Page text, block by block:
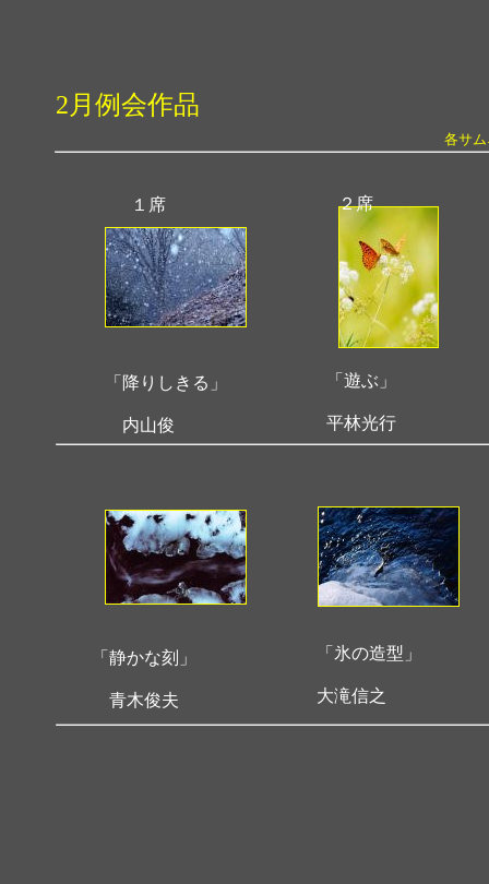
「静かな刻」
青木俊夫
「氷の造型」
大滝信之
「遊ぶ」
平林光行
「降りしきる」
内山俊
２席
１席
各サ
2月例会作品